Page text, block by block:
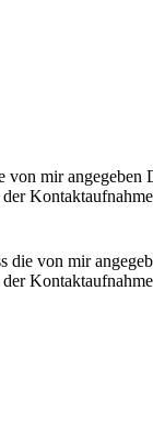
mir angegeben
die von mir